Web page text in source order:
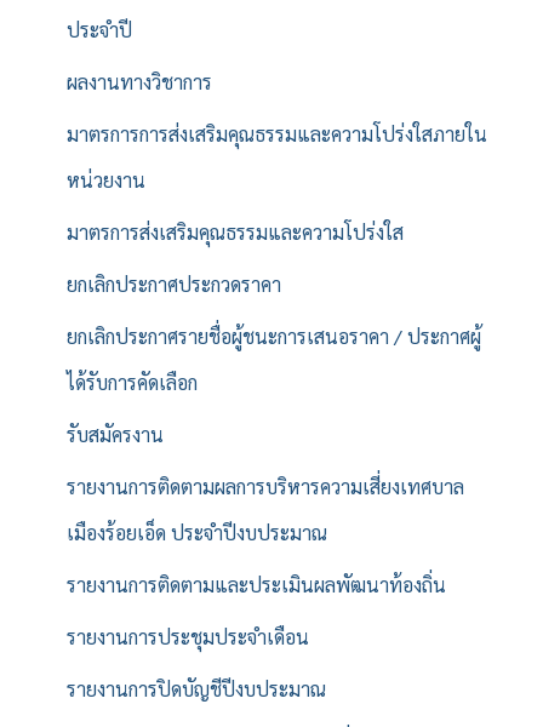
ประจำปี
ผลงานทางวิชาการ
มาตรการการส่งเสริมคุณธรรมและความโปร่งใสภายใน
หน่วยงาน
มาตรการส่งเสริมคุณธรรมและความโปร่งใส
ยกเลิกประกาศประกวดราคา
ยกเลิกประกาศรายชื่อผู้ชนะการเสนอราคา / ประกาศผู้
ได้รับการคัดเลือก
รับสมัครงาน
รายงานการติดตามผลการบริหารความเสี่ยงเทศบาล
เมืองร้อยเอ็ด ประจำปีงบประมาณ
รายงานการติดตามและประเมินผลพัฒนาท้องถิ่น
รายงานการประชุมประจำเดือน
รายงานการปิดบัญชีปีงบประมาณ